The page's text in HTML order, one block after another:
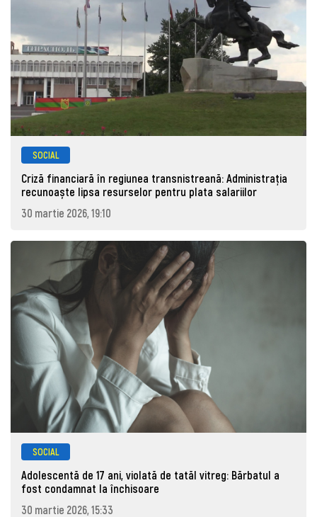
SOCIAL
Criză financiară în regiunea transnistreană: Administrația
recunoaște lipsa resurselor pentru plata salariilor
30 martie 2026, 19:10
SOCIAL
Adolescentă de 17 ani, violată de tatăl vitreg: Bărbatul a
fost condamnat la închisoare
30 martie 2026, 15:33